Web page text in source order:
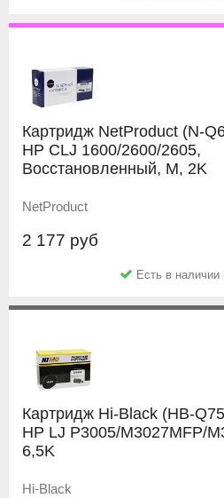
Картридж NetProduct (N-
HP CLJ 1600/2600/2605,
Восстановленный, M, 2K
NetProduct
2 177 руб
Есть в наличии
Картридж Hi-Black (HB-
HP LJ P3005/M3027MFP/
6,5K
Hi-Black